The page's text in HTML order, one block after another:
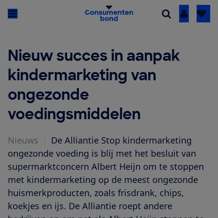
Inloggen
Nieuw succes in aanpak
kindermarketing van
ongezonde
voedingsmiddelen
Nieuws
De Alliantie Stop kindermarketing
ongezonde voeding is blij met het besluit van
supermarktconcern Albert Heijn om te stoppen
met kindermarketing op de meest ongezonde
huismerkproducten, zoals frisdrank, chips,
koekjes en ijs. De Alliantie roept andere